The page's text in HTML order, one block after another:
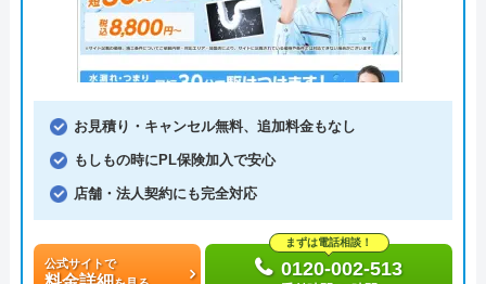
お見積り・キャンセル無料、追加料金もなし
もしもの時にPL保険加入で安心
店舗・法人契約にも完全対応
公式サイトで
まずは電話相談！
0120-002-513